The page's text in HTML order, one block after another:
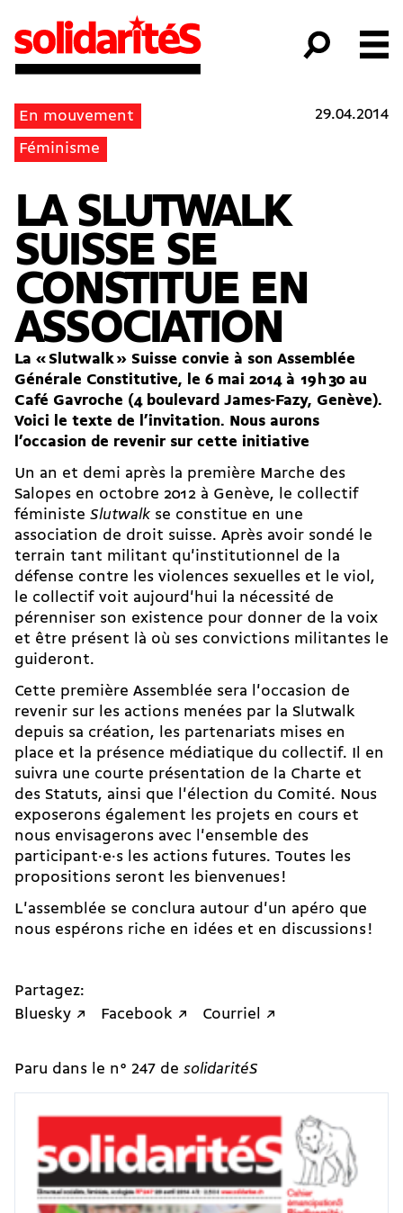
En mouvement
Féminisme
29.04.2014
LA SLUTWALK
SUISSE SE
CONSTITUE EN
ASSOCIATION
La «Slutwalk» Suisse convie à son Assemblée
Générale Constitutive, le 6 mai 2014 à 19 h 30 au
Café Gavroche (4 boulevard James-Fazy, Genève).
Voici le texte de l’invitation. Nous aurons
l’occasion de revenir sur cette initiative
Un an et demi après la première Marche des
Salopes en octobre 2012 à Genève, le collectif
féministe Slutwalk se constitue en une
association de droit suisse. Après avoir sondé le
terrain tant militant qu'institutionnel de la
défense contre les violences sexuelles et le viol,
le collectif voit aujourd'hui la nécessité de
pérenniser son existence pour donner de la voix
et être présent là où ses convictions militantes le
guideront.
Cette première Assemblée sera l'occasion de
revenir sur les actions menées par la Slutwalk
depuis sa création, les partenariats mises en
place et la présence médiatique du collectif. Il en
suivra une courte présentation de la Charte et
des Statuts, ainsi que l'élection du Comité. Nous
exposerons également les projets en cours et
nous envisagerons avec l'ensemble des
participant·e·s les actions futures. Toutes les
propositions seront les bienvenues !
L'assemblée se conclura autour d'un apéro que
nous espérons riche en idées et en discussions !
Partagez:
Bluesky ↗
Facebook ↗ Courriel ↗
Paru dans le n° 247 de solidaritéS